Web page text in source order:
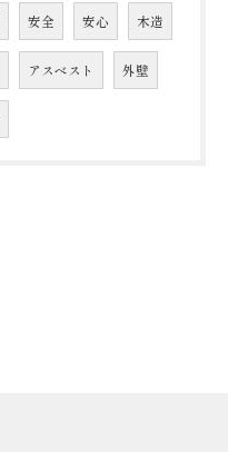
安全 安心 木造
アスベスト 外壁